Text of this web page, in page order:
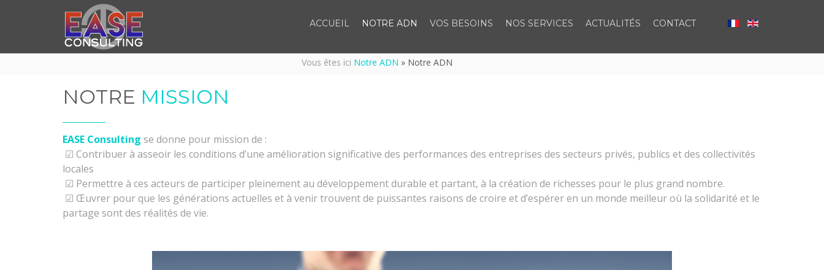
ACCUEIL NOTRE ADN VOS BESOINS NOS SERVICES ACTUALITÉS CONTACT
Vous êtes ici Notre ADN » Notre ADN
NOTRE MISSION
EASE Consulting se donne pour mission de :
☑ Contribuer à asseoir les conditions d’une amélioration significative des performances des entreprises des secteurs privés, publics et des collectivités
locales
☑ Permettre à ces acteurs de participer pleinement au développement durable et partant, à la création de richesses pour le plus grand nombre.
☑ Œuvrer pour que les générations actuelles et à venir trouvent de puissantes raisons de croire et d’espérer en un monde meilleur où la solidarité et le
partage sont des réalités de vie.